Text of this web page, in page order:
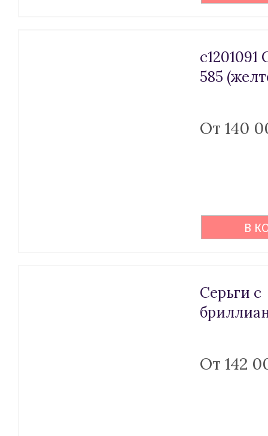
с1201091
585
От 140
В
Серьги с
От 142